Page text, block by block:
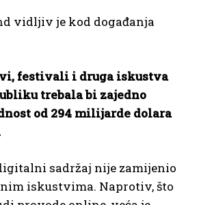
vidljiv je kod događanja
festivali i druga iskustva
trebala bi zajedno
od 294 milijarde dolara
sadržaj nije zamijenio
iskustvima. Naprotiv, što